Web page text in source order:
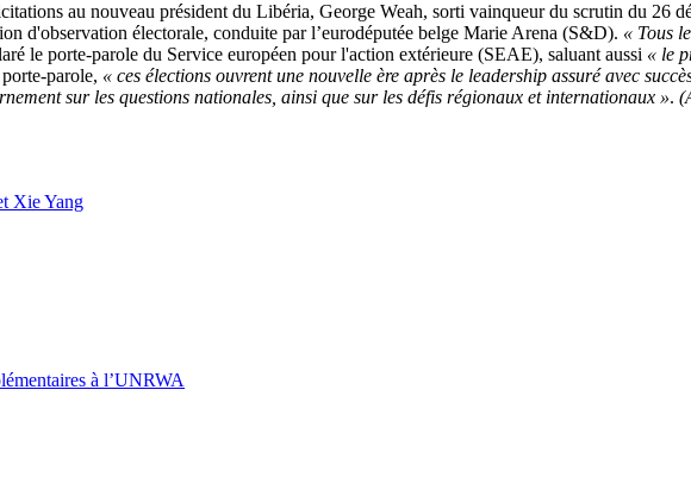
au nouveau président du Libéria, George Weah, sorti vainqueur du scrutin du 26
d'observation électorale, conduite par l’eurodéputée belge Marie Arena (S&D). « Tous
le porte-parole du Service européen pour l'action extérieure (SEAE), saluant aussi « le
parole, « ces élections ouvrent une nouvelle ère après le leadership assuré avec
sur les questions nationales, ainsi que sur les défis régionaux et internationaux ».
Xie Yang
à l’UNRWA